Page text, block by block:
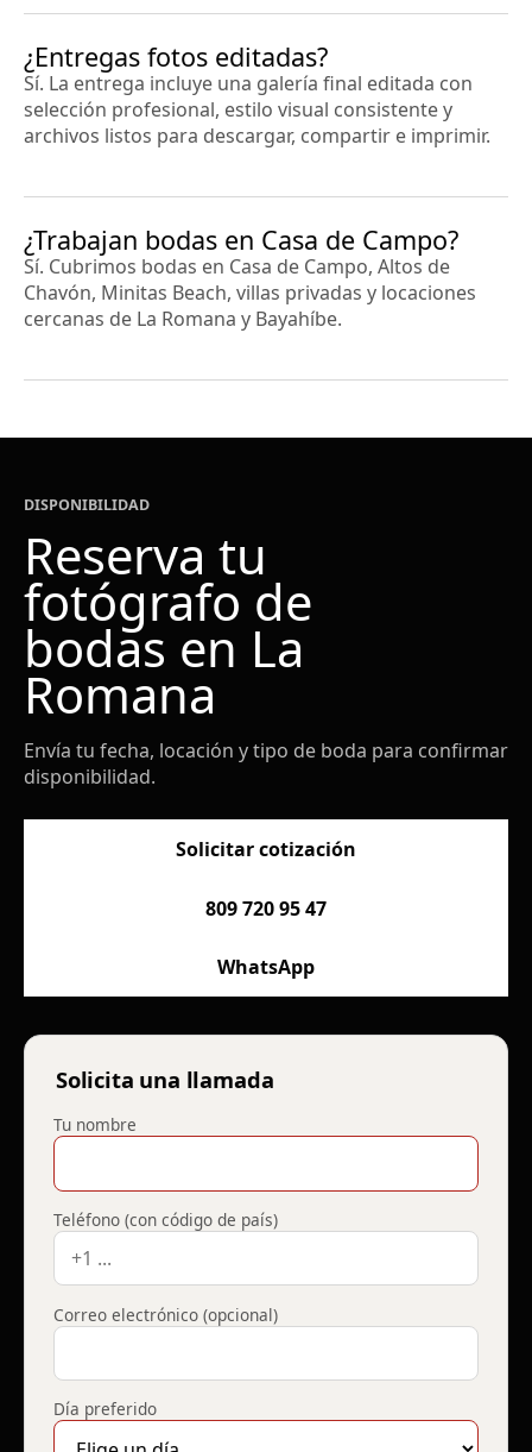
¿Entregas fotos editadas?
Sí. La entrega incluye una galería final editada con
selección profesional, estilo visual consistente y
archivos listos para descargar, compartir e imprimir.
¿Trabajan bodas en Casa de Campo?
Sí. Cubrimos bodas en Casa de Campo, Altos de
Chavón, Minitas Beach, villas privadas y locaciones
cercanas de La Romana y Bayahíbe.
DISPONIBILIDAD
Reserva tu
fotógrafo de
bodas en La
Romana
Envía tu fecha, locación y tipo de boda para confirmar
disponibilidad.
Solicitar cotización
809 720 95 47
WhatsApp
Solicita una llamada
Tu nombre
Teléfono (con código de país)
Correo electrónico (opcional)
Día preferido